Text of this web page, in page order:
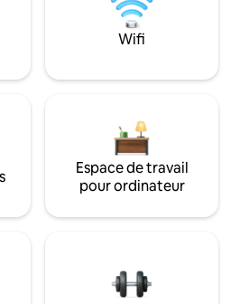
Wifi
Espace de travail
pour ordinateur